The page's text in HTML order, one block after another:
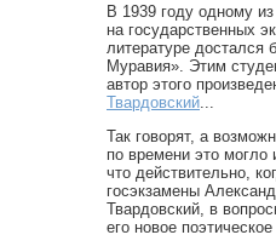
В 1939 году одному
на государственных
литературе достался
Муравия». Этим
автор этого
Твардовский
Так говорят, а
по времени это могло
что действительно,
госэкзамены
Твардовский, в
его новое